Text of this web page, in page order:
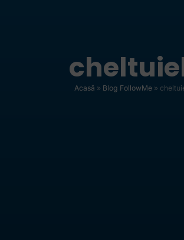
Acasă » Blog FollowMe »